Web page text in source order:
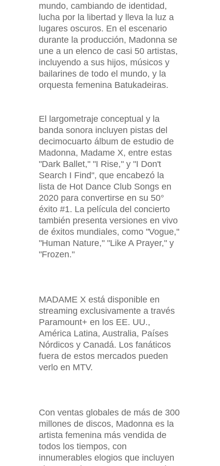
mundo, cambiando de identidad,
lucha por la libertad y lleva la luz a
lugares oscuros. En el escenario
durante la producción, Madonna se
une a un elenco de casi 50 artistas,
incluyendo a sus hijos, músicos y
bailarines de todo el mundo, y la
orquesta femenina Batukadeiras.
El largometraje conceptual y la
banda sonora incluyen pistas del
decimocuarto álbum de estudio de
Madonna, Madame X, entre estas
"Dark Ballet," "I Rise," y "I Don't
Search I Find", que encabezó la
lista de Hot Dance Club Songs en
2020 para convertirse en su 50°
éxito #1. La película del concierto
también presenta versiones en vivo
de éxitos mundiales, como "Vogue,"
"Human Nature," "Like A Prayer," y
"Frozen."
MADAME X está disponible en
streaming exclusivamente a través
Paramount+ en los EE. UU.,
América Latina, Australia, Países
Nórdicos y Canadá. Los fanáticos
fuera de estos mercados pueden
verlo en MTV.
Con ventas globales de más de 300
millones de discos, Madonna es la
artista femenina más vendida de
todos los tiempos, con
innumerables elogios que incluyen